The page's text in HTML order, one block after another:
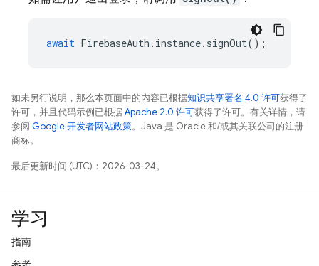
await FirebaseAuth . instance. signOut();
如未另行说明，那么本页面中的内容已根据知识共享署名 4.0 许可获得了
许可，并且代码示例已根据Apache 2.0 许可获得了许可。有关详情，请
参阅 Google 开发者网站政策。Java 是 Oracle 和/或其关联公司的注册
商标。
最后更新时间 (UTC)：2026-03-24。
学习
指南